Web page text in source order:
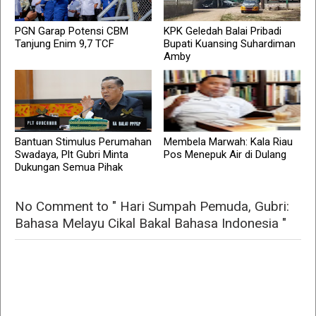
PGN Garap Potensi CBM
Tanjung Enim 9,7 TCF
KPK Geledah Balai Pribadi
Bupati Kuansing Suhardiman
Amby
Bantuan Stimulus Perumahan
Swadaya, Plt Gubri Minta
Dukungan Semua Pihak
Membela Marwah: Kala Riau
Pos Menepuk Air di Dulang
No Comment to " Hari Sumpah Pemuda, Gubri:
Bahasa Melayu Cikal Bakal Bahasa Indonesia "